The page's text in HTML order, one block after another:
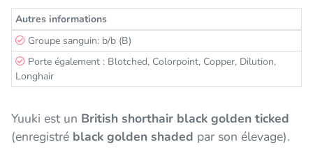
Autres informations
Groupe sanguin: b/b (B)
Porte également : Blotched, Colorpoint, Copper, Dilution,
Longhair
Yuuki est un British shorthair black golden ticked
(enregistré black golden shaded par son élevage).